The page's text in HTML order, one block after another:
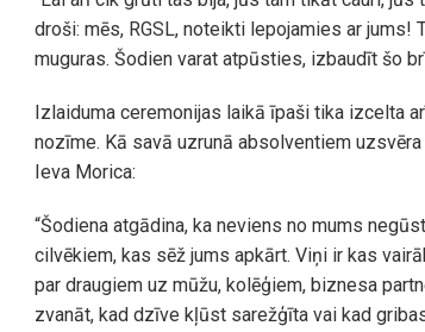
droši: mēs, RGSL, noteikti lepojamies ar
muguras. Šodien varat atpūsties, izbaudīt šo
Izlaiduma ceremonijas laikā īpaši tika izcelta
nozīme. Kā savā uzrunā absolventiem
Ieva Morica:
“Šodiena atgādina, ka neviens no mums
cilvēkiem, kas sēž jums apkārt. Viņi ir kas
par draugiem uz mūžu, kolēģiem, biznesa
zvanāt, kad dzīve kļūst sarežģīta vai kad